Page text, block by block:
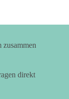
zusammen
direkt